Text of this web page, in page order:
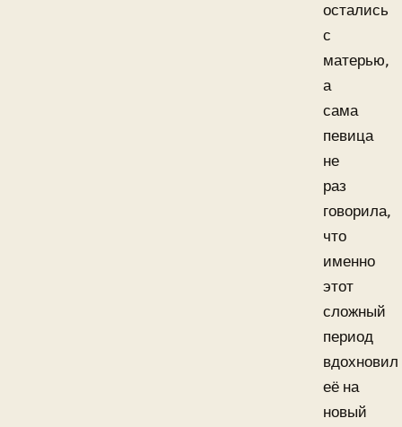
остались
с
матерью,
а
сама
певица
не
раз
говорила,
что
именно
этот
сложный
период
вдохновил
её на
новый